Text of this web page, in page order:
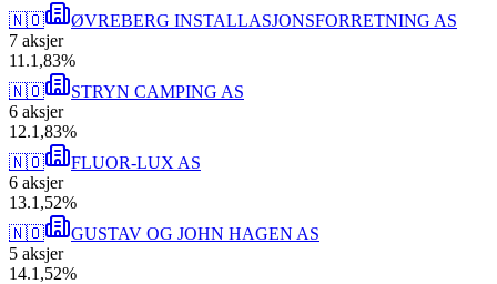
🇳🇴
ØVREBERG INSTALLASJONSFORRETNING AS
7 aksjer
11 .1,83%
🇳🇴
STRYN CAMPING AS
6 aksjer
12.1,83%
🇳🇴
FLUOR-LUX AS
6 aksjer
13.1,52%
🇳🇴
GUSTAV OG JOHN HAGEN AS
5 aksjer
14.1,52%